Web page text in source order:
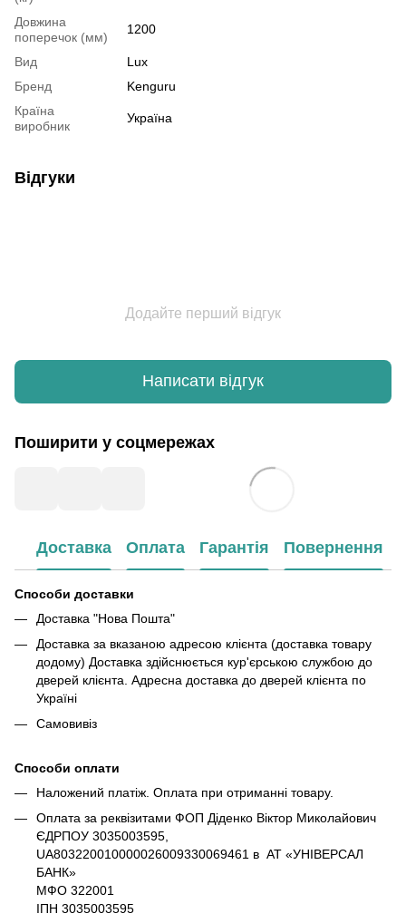
Довжина
поперечок (мм)
1200
Вид
Lux
Бренд
Kenguru
Країна
виробник
Україна
Відгуки
Додайте перший відгук
Написати відгук
Поширити у соцмережах
Доставка Оплата Гарантія Повернення
Способи доставки
Доставка "Нова Пошта"
Доставка за вказаною адресою клієнта (доставка товару
додому) Доставка здійснюється кур'єрською службою до
дверей клієнта. Адресна доставка до дверей клієнта по
Україні
Самовивіз
Способи оплати
Наложений платіж. Оплата при отриманні товару.
Оплата за реквізитами ФОП Діденко Віктор Миколайович
ЄДРПОУ 3035003595,
UA803220010000026009330069461 в АТ «УНІВЕРСАЛ
БАНК»
МФО 322001
ІПН 3035003595